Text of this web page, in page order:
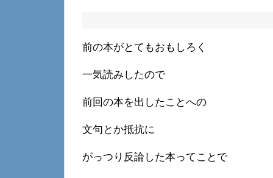
前の本がとてもおもしろく
一気読みしたので
前回の本を出したことへの
文句とか抵抗に
がっつり反論した本ってことで